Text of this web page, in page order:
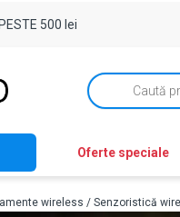
500 lei
Products
search
Oferte speciale
wireless / Senzoristică